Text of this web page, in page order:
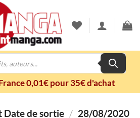
0,01€ pour 35€ d'achat
Date de sortie / 28/08/2020